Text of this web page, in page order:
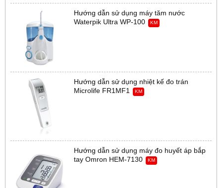
Hướng dẫn sử dụng máy tăm nước
Waterpik Ultra WP-100
KM
Hướng dẫn sử dụng nhiệt kế đo trán
Microlife FR1MF1
KM
Hướng dẫn sử dụng máy đo huyết áp bắp
tay Omron HEM-7130
KM